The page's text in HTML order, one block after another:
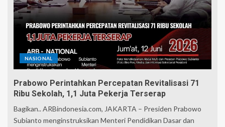
NASIONAL
Prabowo Perintahkan Percepatan Revitalisasi 71
Ribu Sekolah, 1,1 Juta Pekerja Terserap
Bagikan.. ARBindonesia.com, JAKARTA – Presiden Prabowo
Subianto menginstruksikan Menteri Pendidikan Dasar dan